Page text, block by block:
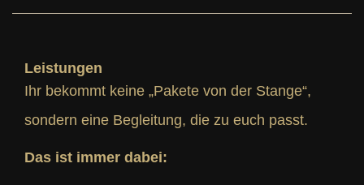
Leistungen
Ihr bekommt keine „Pakete von der Stange“,
sondern eine Begleitung, die zu euch passt.
Das ist immer dabei: